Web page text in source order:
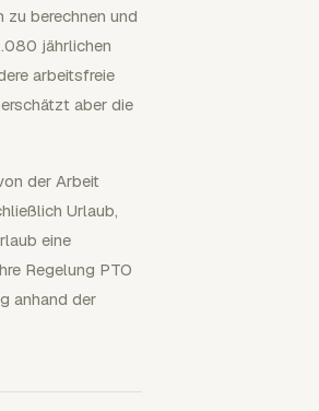
berechnen und
jährlichen
arbeitsfreie
aber die
der Arbeit
Urlaub,
eine
Regelung PTO
anhand der